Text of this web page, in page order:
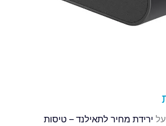
על ירידת מחיר לתאילנד – טיסות